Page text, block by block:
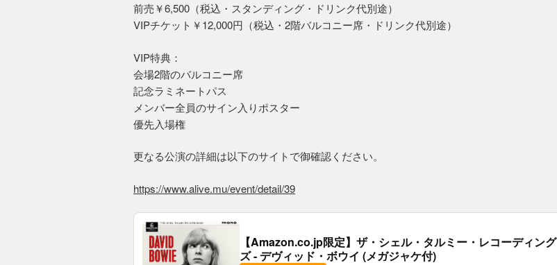
前売￥6,500（税込・スタンディング・ドリンク代別途）
VIPチケット￥12,000円（税込・2階バルコニー席・ドリンク代別途）
VIP特典：
会場2階のバルコニー席
記念ラミネートパス
メンバー全員のサイン入りポスター
優先入場権
更なる公演の詳細は以下のサイトで御確認ください。
https://www.alive.mu/event/detail/39
【Amazon.co.jp限定】ザ・シェル・タルミー・レコーディング
ズ - デヴィッド・ボウイ (メガジャケ付)